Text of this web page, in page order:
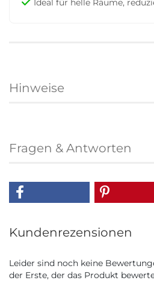
Ideal für helle Räume,
Hinweise
Fragen & Antworten
Kundenrezensionen
Leider sind noch keine
der Erste, der das Produkt